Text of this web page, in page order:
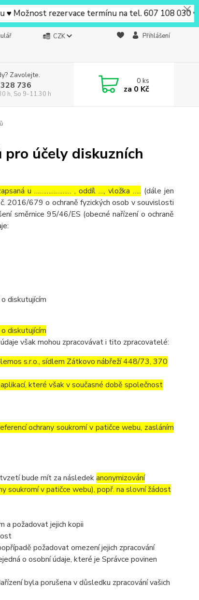
rezervace termínu na tel. 607 108 030 ♥ V
CZK Přihlášení
Zavolejte.
736
h, So 9-11.30 h
0ks
za 0 Kč
pro účely diskuzních
u ………………… , oddíl …, vložka ….. (dále jen
2016/679 o ochraně fyzických osob v souvislosti
směrnice 95/46/ES (obecné nařízení o ochraně
diskutujícím
diskutujícím
však mohou zpracovávat i tito zpracovatelé:
s.r.o., sídlem Zátkovo nábřeží 448/73, 370
které však v současné době společnost
ochrany soukromí v patičce webu, zasláním
bude mít za následekanonymizování
soukromí v patičce webu), popř. na slovní žádost
a požadovat jejich kopii
požadovat omezení jejich zpracování
o osobní údaje, které je Správce povinen
byla porušena v důsledku zpracování vašich